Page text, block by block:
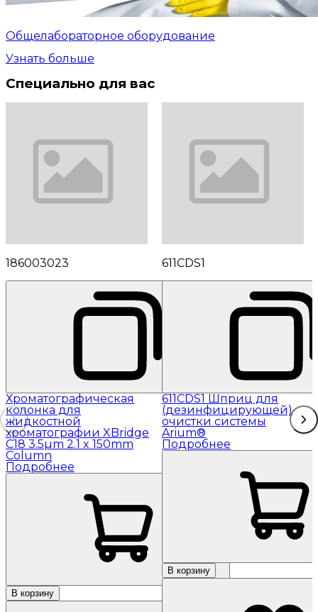
Общелабораторное оборудование
Узнать больше
Специально для вас
186003023
Хроматографическая
колонка для
жидкостной
хроматографии XBridge
C18 3.5µm 2.1 x 150mm
Column
Подробнее
В корзину
611CDS1
611CDS1 Шприц для
(дезинфицирующей)
очистки системы
Arium®
Подробнее
В корзину